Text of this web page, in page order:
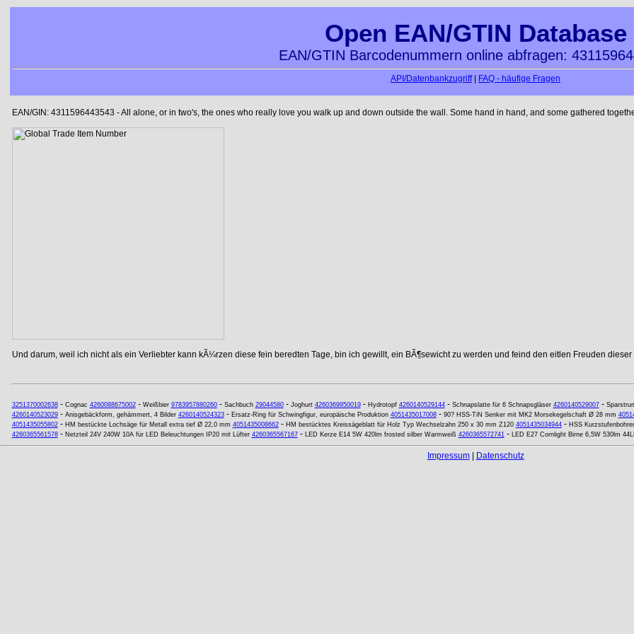
Open EAN/GTIN Database
EAN/GTIN Barcodenummern online abfragen:
API/Datenbankzugriff| FAQ - häufige Fragen
EAN/GIN: 4311596443543 - All alone, or in two's, the ones who really love you walk up and down outside the wall. Some hand in hand, and some gathered
Und darum, weil ich nicht als ein Verliebter kann kÃ¼rzen diese fein beredten Tage, bin ich gewillt, ein BÃ¶sewicht zu werden und feind den eitlen Freuden dieser
3251370002638- Cognac 4260088675002- Weißbier 9783957880260- Sachbuch 29044580- Joghurt 4260369950019- Hydrotopf 4260140529144- Schnapslatte für 6 Schnapsgläser 4260140529007-
4260140523029- Anisgebäckform, gehämmert, 4 Bilder 4260140524323- Ersatz-Ring für Schwingfigur, europäische Produktion 4051435017008- 90? HSS-TiN Senker mit MK2 Morsekegelschaft Ø 28 mm
4051435055802- HM bestückte Lochsäge für Metall extra tief Ø 22,0 mm 4051435008662- HM bestücktes Kreissägeblatt für Holz Typ Wechselzahn 250 x 30 mm Z120 4051435034944- HSS
4260365561578- Netzteil 24V 240W 10A für LED Beleuchtungen IP20 mit Lüfter 4260365567167- LED Kerze E14 5W 420lm frosted silber Warmweiß 4260365572741- LED E27 Cornlight Birne 6,5W 530lm
Impressum| Datenschutz